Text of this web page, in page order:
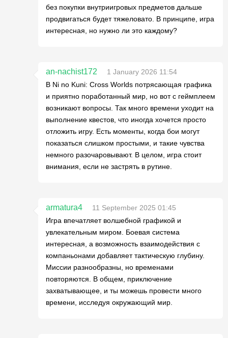
без покупки внутриигровых предметов дальше
продвигаться будет тяжеловато. В принципе, игра
интересная, но нужно ли это каждому?
an-nachist172
1 January 2026 11:54
В Ni no Kuni: Cross Worlds потрясающая графика
и приятно поработанный мир, но вот с геймплеем
возникают вопросы. Так много времени уходит на
выполнение квестов, что иногда хочется просто
отложить игру. Есть моменты, когда бои могут
показаться слишком простыми, и такие чувства
немного разочаровывают. В целом, игра стоит
внимания, если не застрять в рутине.
armatura4
11 September 2025 01:45
Игра впечатляет волшебной графикой и
увлекательным миром. Боевая система
интересная, а возможность взаимодействия с
компаньонами добавляет тактическую глубину.
Миссии разнообразны, но временами
повторяются. В общем, приключение
захватывающее, и ты можешь провести много
времени, исследуя окружающий мир.